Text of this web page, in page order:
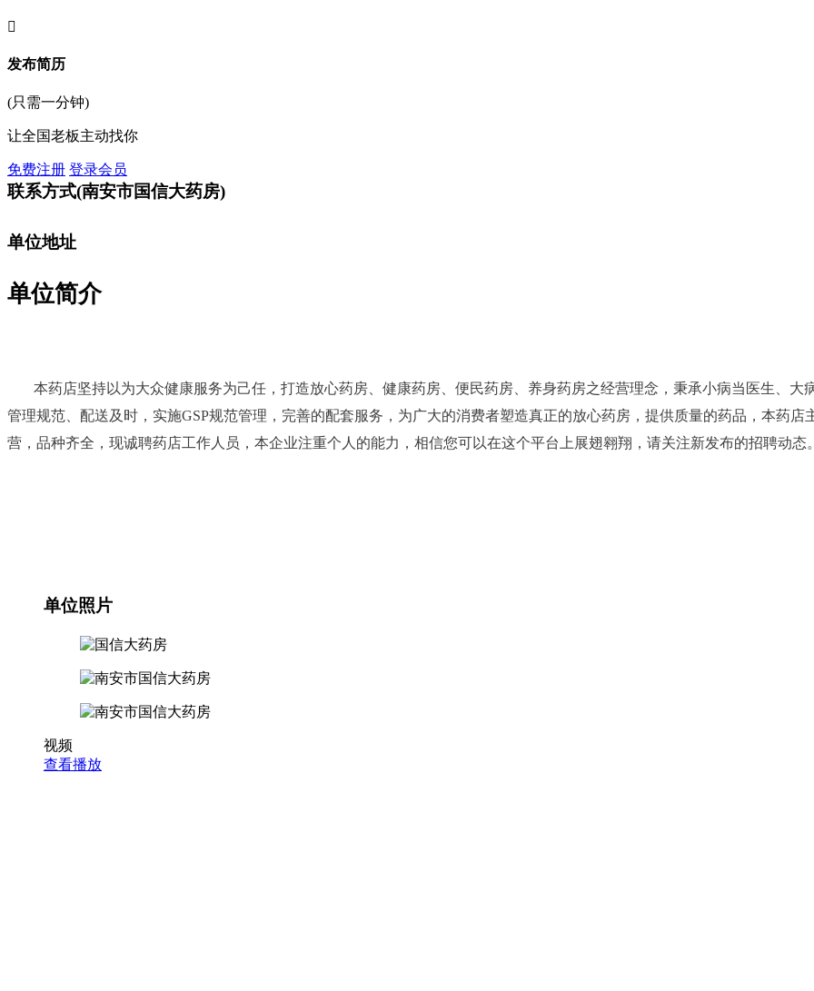

发布简历
(只需一分钟)
让全国老板主动找你
免费注册 登录会员
联系方式(南安市国信大药房)
单位地址
单位简介
本药店坚持以为大众健康服务为己任，打造放心药房、健康药房、便民药房、养身药房之经营理念，秉承小病当医生、大
管理规范、配送及时，实施GSP规范管理，完善的配套服务，为广大的消费者塑造真正的放心药房，提供质量的药品，本药
营，品种齐全，现诚聘药店工作人员，本企业注重个人的能力，相信您可以在这个平台上展翅翱翔，请关注新发布的招聘动态。
单位照片
视频
查看播放